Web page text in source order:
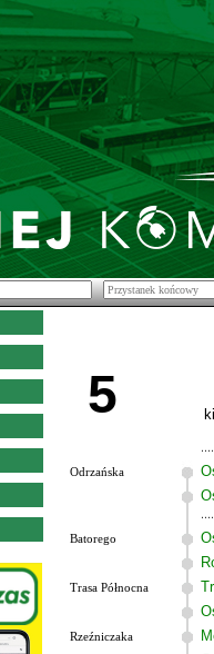
5
Odrzańska
Batorego
Trasa Północna
Rzeźniczaka